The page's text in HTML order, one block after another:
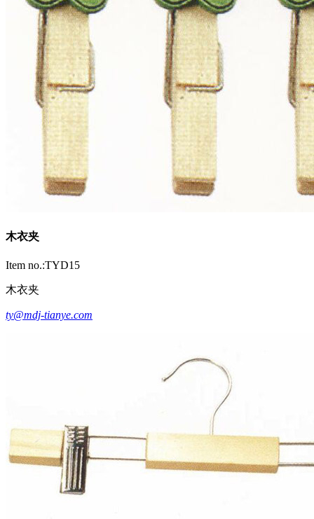
木衣夹
Item no.:TYD15
木衣夹
ty@mdj-tianye.com